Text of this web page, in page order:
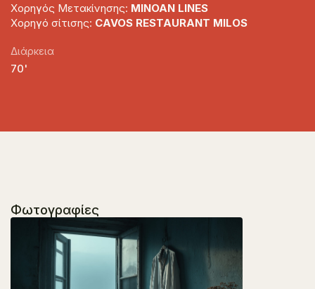
Χορηγός Μετακίνησης: MINOAN LINES
Χορηγό σίτισης: CAVOS RESTAURANT MILOS
Διάρκεια
70'
Φωτογραφίες